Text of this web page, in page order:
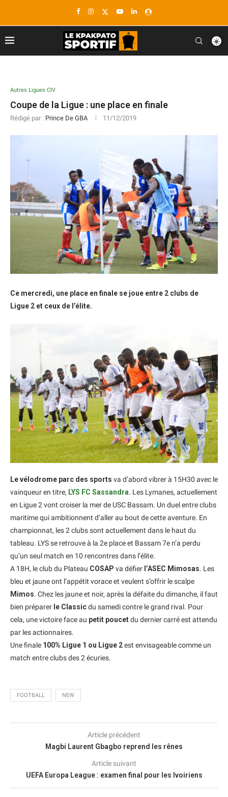
Autres Ligues CIV
Coupe de la Ligue : une place en finale
Rédigé par : Prince De GBA 11/12/2019
Ce mercredi, une place en finale se joue entre 2 clubs de
Ligue 2 et ceux de l’élite.
Le vélodrome parc des sports va d’abord vibrer à 15H30 avec le
vainqueur en titre, LYS FC Sassandra. Les Lymanes, actuellement
en Ligue 2 vont croiser la mer de USC Bassam. Un duel entre clubs
maritime qui ambitionnent d’aller au bout de cette aventure. En
championnat, les 2 clubs sont actuellement dans le haut du
tableau. LYS se retrouve à la 2e place et Bassam 7e n’a perdu
qu’un seul match en 10 rencontres dans l’élite.
A 18H, le club du Plateau COSAP va défier l’ASEC Mimosas. Les
bleu et jaune ont l’appétit vorace et veulent s’offrir le scalpe
Mimos. Chez les jaune et noir, après la défaite du dimanche, il faut
bien préparer le Classicdu samedi contre le grand rival. Pour
cela, une victoire face au petit poucetdu dernier carré est attendu
par les actionnaires.
Une finale 100% Ligue 1 ou Ligue 2est envisageable comme un
match entre clubs des 2 écuries.
FOOTBALL NEW
Article précédent
Magbi Laurent Gbagbo reprend les rênes
Article suivant
UEFA Europa League : examen final pour les Ivoiriens